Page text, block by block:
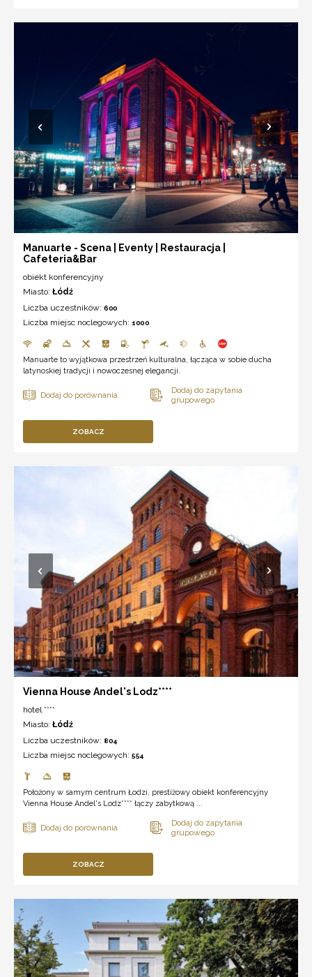
Manuarte - Scena | Eventy | Restauracja |
Cafeteria&Bar
obiekt konferencyjny
Miasto: Łódź
Liczba uczestników: 600
Liczba miejsc noclegowych: 1000
Manuarte to wyjątkowa przestrzeń kulturalna, łącząca w sobie ducha
latynoskiej tradycji i nowoczesnej elegancji.
ZOBACZ
Vienna House Andel's Lodz****
hotel ****
Miasto: Łódź
Liczba uczestników: 804
Liczba miejsc noclegowych: 554
Położony w samym centrum Łodzi, prestiżowy obiekt konferencyjny
Vienna House Andel's Lodz**** łączy zabytkową ...
ZOBACZ